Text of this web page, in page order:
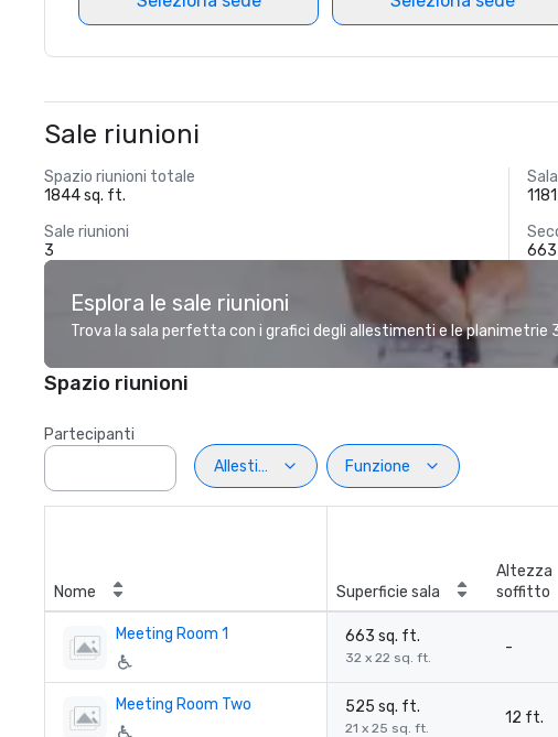
Sale riunioni
Spazio riunioni totale
1844 sq. ft.
Sale riunioni
3
Esplora le sale riunioni
Trova la sala perfetta con i grafici degli allestimenti e le planimetrie
Spazio riunioni
Partecipanti
Allestimento
Funzione
Nome Superficie sala
Altezza
soffitto
Meeting Room 1 663 sq. ft.
32 x 22 sq. ft.
-
Meeting Room Two 525 sq. ft.
21 x 25 sq. ft.
12 ft.